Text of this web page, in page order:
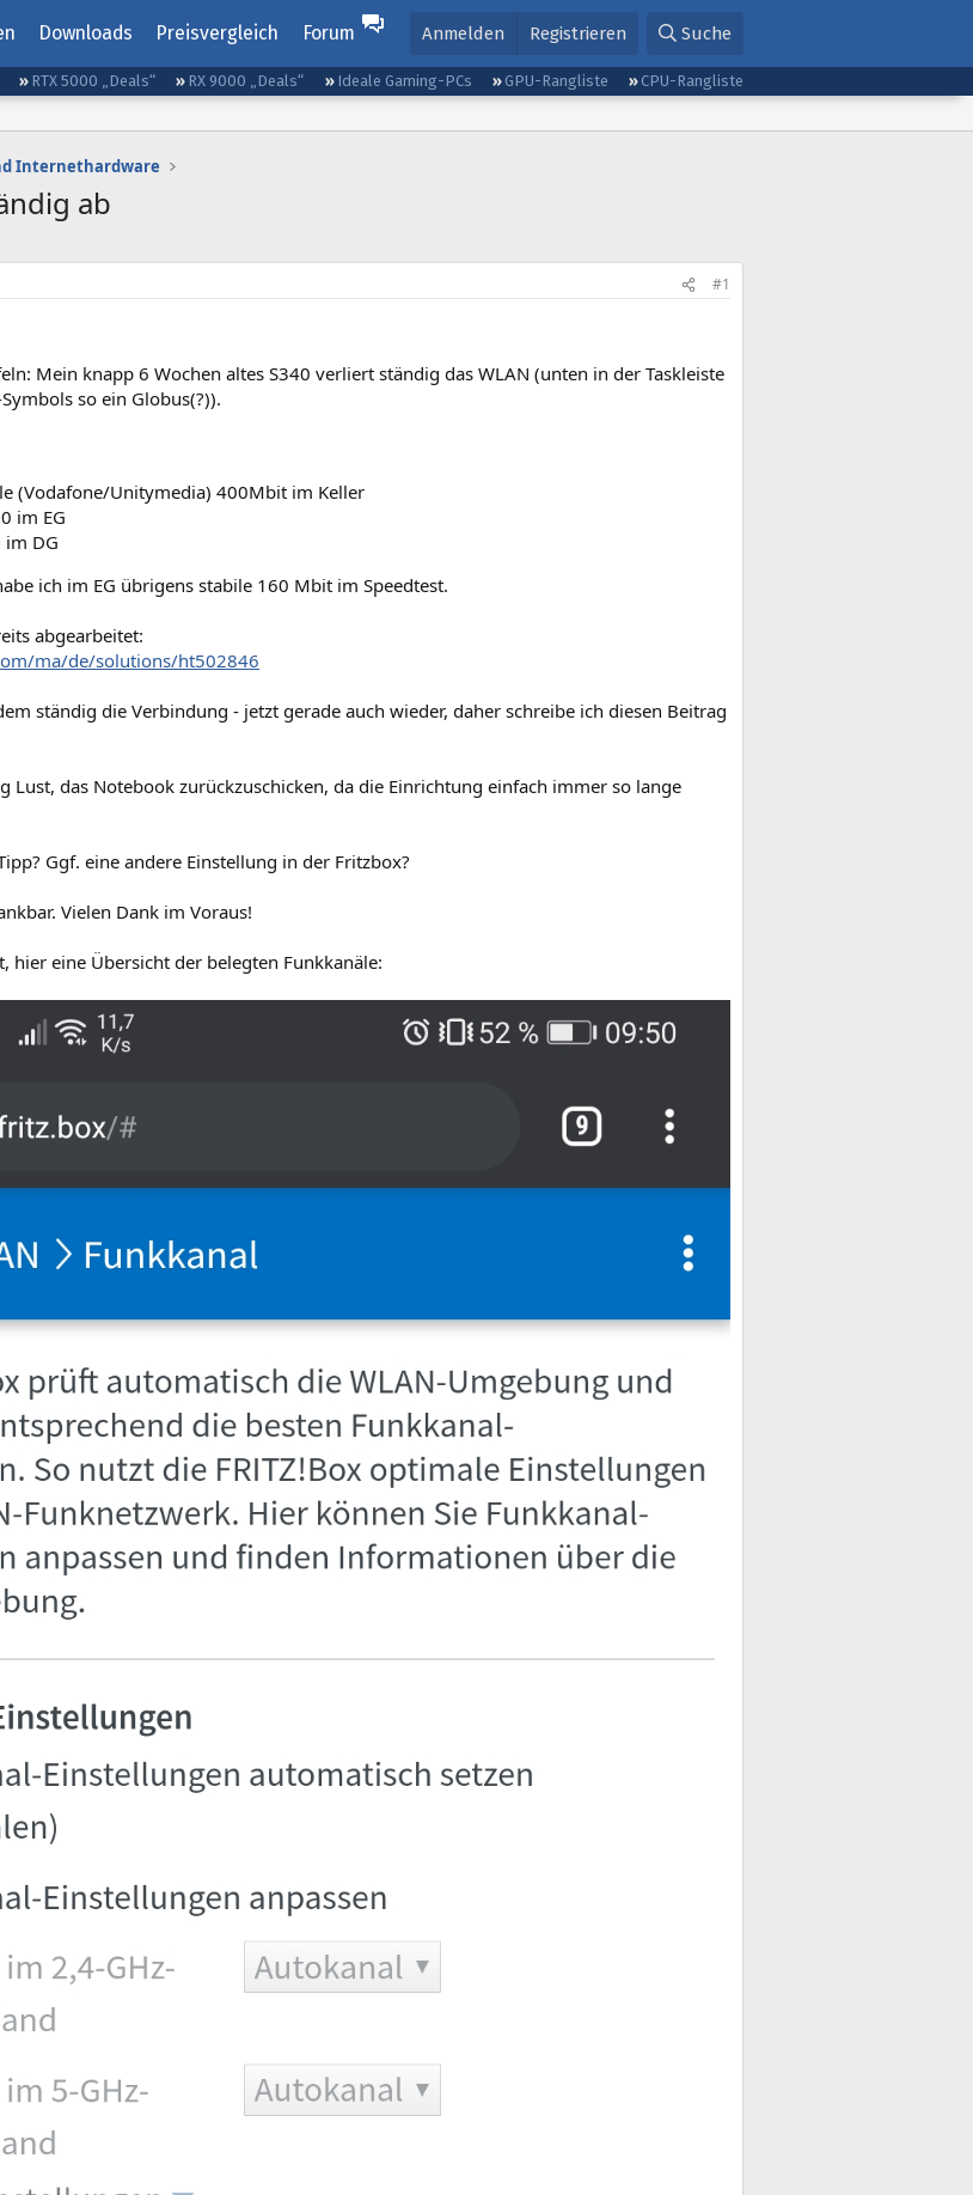
Downloads Preisvergleich Forum Anmelden Registrieren Suche
RTX 5000 „Deals“ RX 9000 „Deals“ Ideale Gaming-PCs GPU-Rangliste
CPU-Rangliste
Internethardware
ab
#1
Mein knapp 6 Wochen altes S340 verliert ständig das WLAN (unten in der Taskleiste
so ein Globus(?)).
(Vodafone/Unitymedia) 400Mbit im Keller
im EG
im DG
ich im EG übrigens stabile 160 Mbit im Speedtest.
abgearbeitet:
ma/de/solutions/ht502846
ständig die Verbindung - jetzt gerade auch wieder, daher schreibe ich diesen Beitrag
Lust, das Notebook zurückzuschicken, da die Einrichtung einfach immer so lange
Ggf. eine andere Einstellung in der Fritzbox?
Vielen Dank im Voraus!
hier eine Übersicht der belegten Funkkanäle: